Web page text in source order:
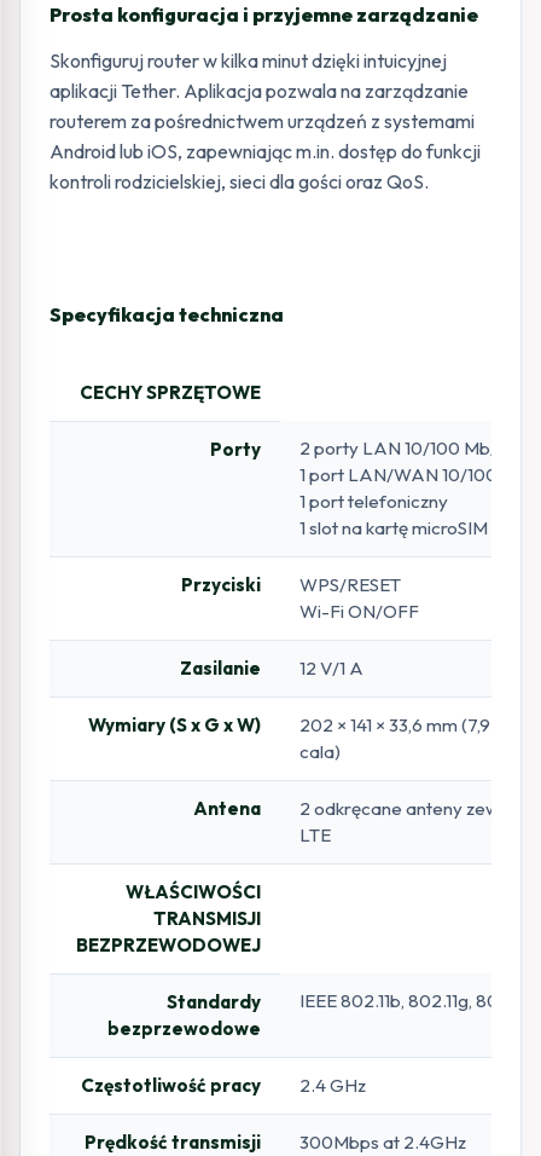
Prosta konfiguracja i przyjemne zarządzanie
Skonfiguruj router w kilka minut dzięki intuicyjnej
aplikacji Tether. Aplikacja pozwala na zarządzanie
routerem za pośrednictwem urządzeń z systemami
Android lub iOS, zapewniając m.in. dostęp do funkcji
kontroli rodzicielskiej, sieci dla gości oraz QoS.
Specyfikacja techniczna
CECHY SPRZĘTOWE
Porty
2 porty LAN 10/100 Mb/s
1 port LAN/WAN 10/100 Mb/s
1 port telefoniczny
1 slot na kartę microSIM
Przyciski
WPS/RESET
Wi-Fi ON/OFF
Zasilanie 12 V/1 A
Wymiary (S x G x W)
202 × 141 × 33,6 mm (7,95 ×
cala)
Antena
2 odkręcane anteny
LTE
WŁAŚCIWOŚCI
TRANSMISJI
BEZPRZEWODOWEJ
Standardy
bezprzewodowe
IEEE 802.11b, 802.11g, 802.11n
Częstotliwość pracy 2.4 GHz
Prędkość transmisji 300Mbps at 2.4GHz